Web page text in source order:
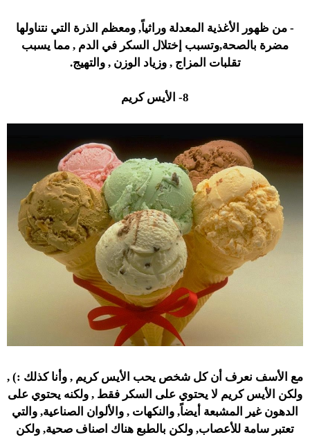
- من ظهور الأغذية المعدلة وراثياً, ومعظم الذرة التي نتناولها
مضرة بالصحة,وتسبب إختلال السكر في الدم , مما يسبب
تقلبات المزاج , وزياد الوزن , والتهيج.
8- الأيس كريم
مع الأسف نعرف أن كل شخص يحب الأيس كريم , وأنا كذلك :) ,
ولكن الأيس كريم لا يحتوي على السكر فقط , ولكنه يحتوي على
الدهون غير المشبعة أيضاً, والنكهات , والألوان الصناعية, والتي
تعتبر سامة للأعصاب, ولكن بالطبع هناك اصناف صحية, ولكن